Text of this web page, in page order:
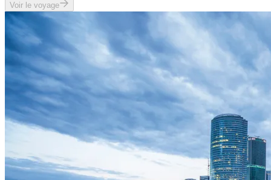
Voir le voyage